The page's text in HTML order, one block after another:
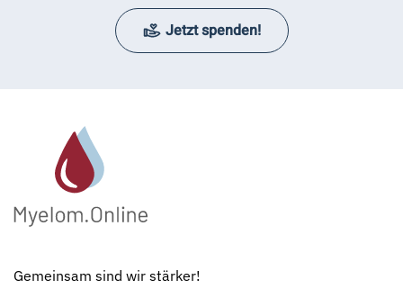
Jetzt spenden!
Gemeinsam sind wir stärker!